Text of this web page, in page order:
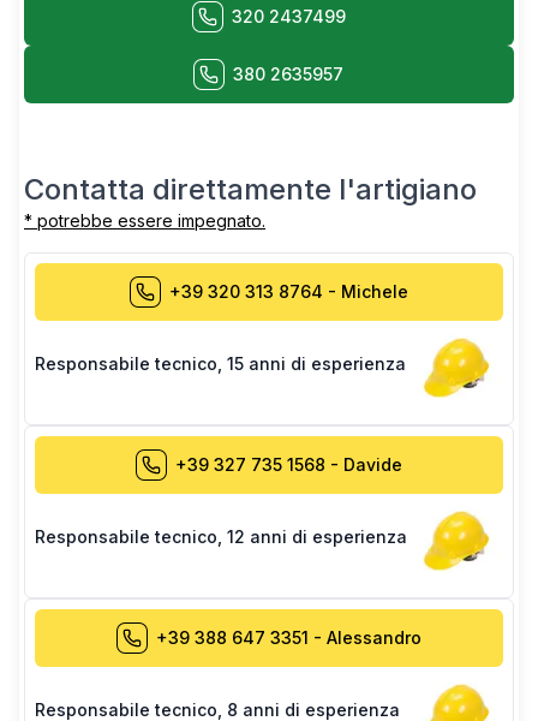
320 2437499
380 2635957
Contatta direttamente l'artigiano
* potrebbe essere impegnato.
+39 320 313 8764 - Michele
Responsabile tecnico 15 anni di esperienza
+39 327 735 1568 - Davide
Responsabile tecnico 12 anni di esperienza
+39 388 647 3351 - Alessandro
Responsabile tecnico 8 anni di esperienza